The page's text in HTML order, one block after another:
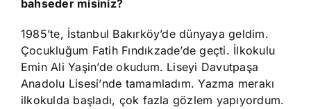
bahseder misiniz?
1985’te, İstanbul Bakırköy’de dünyaya geldim.
Çocukluğum Fatih Fındıkzade’de geçti. İlkokulu
Emin Ali Yaşin’de okudum. Liseyi Davutpaşa
Anadolu Lisesi’nde tamamladım. Yazma merakı
ilkokulda başladı, çok fazla gözlem yapıyordum.